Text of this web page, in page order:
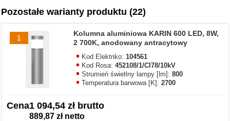
Pozostałe warianty produktu (22)
1
Kolumna aluminiowa KARIN 600 LED, 8W,
2 700K, anodowany antracytowy
Kod Elektriko:104561
Kod Rosa:452108/1/CI78/10kV
Strumień świetlny lampy [lm]:800
Temperatura barwowa [K]:2700
Cena1 094,54 zł brutto
889,87 zł netto